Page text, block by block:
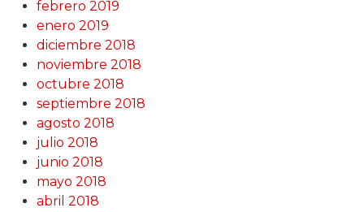
febrero 2019
enero 2019
diciembre 2018
noviembre 2018
octubre 2018
septiembre 2018
agosto 2018
julio 2018
junio 2018
mayo 2018
abril 2018